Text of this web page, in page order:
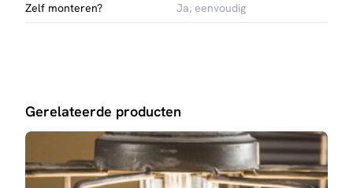
Zelf monteren? Ja, eenvoudig
Gerelateerde producten